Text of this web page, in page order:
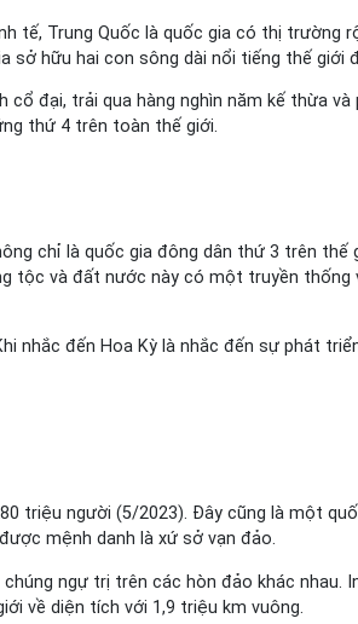
Trung Quốc là quốc gia có thị trường
sở hữu hai con sông dài nổi tiếng thế giới
đại, trải qua hàng nghìn năm kế thừa
thứ 4 trên toàn thế giới.
chỉ là quốc gia đông dân thứ 3 trên
tộc và đất nước này có một truyền
đến Hoa Kỳ là nhắc đến sự phát
triệu người (5/2023). Đây cũng là một
mệnh danh là xứ sở vạn đảo.
ngự trị trên các hòn đảo khác nhau.
về diện tích với 1,9 triệu km vuông.